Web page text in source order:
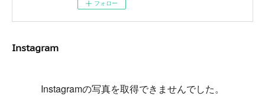
フォロー
Instagram
Instagramの写真を取得できませんでした。